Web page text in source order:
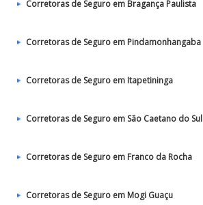
Corretoras de Seguro em Bragança Paulista
Corretoras de Seguro em Pindamonhangaba
Corretoras de Seguro em Itapetininga
Corretoras de Seguro em São Caetano do Sul
Corretoras de Seguro em Franco da Rocha
Corretoras de Seguro em Mogi Guaçu